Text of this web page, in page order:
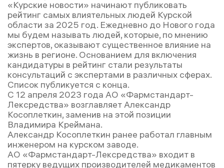
«Курские новости» начинают публиковать
рейтинг самых влиятельных людей Курской
области за 2025 год. Ежедневно до Нового года
мы будем называть людей, которые, по мнению
экспертов, оказывают существенное влияние на
жизнь в регионе. Основанием для включения
кандидатуры в рейтинг стали результаты
консультаций с экспертами в различных сферах.
Список публикуется с конца.
С 12 апреля 2023 года АО «Фармстандарт-
Лексредства» возглавляет Александр
Косоплеткин, заменив на этой позиции
Владимира Креймана.
Александр Косоплеткин ранее работал главным
инженером на курском заводе.
АО «Фармстандарт-Лексредства» входит в
пятерку ведущих производителей медикаментов